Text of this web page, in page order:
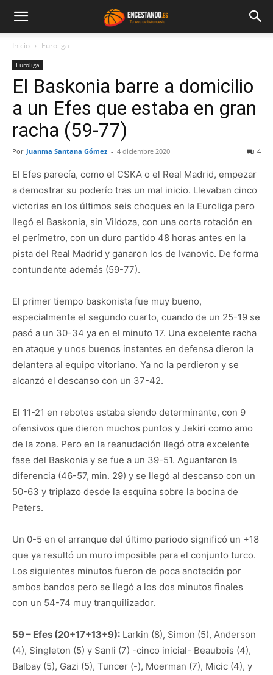
Inicio Euroliga
Euroliga
El Baskonia barre a domicilio
a un Efes que estaba en gran
racha (59-77)
Por Juanma Santana Gómez - 4 diciembre 2020 4
El Efes parecía, como el CSKA o el Real Madrid, empezar
a demostrar su poderío tras un mal inicio. Llevaban cinco
victorias en los últimos seis choques en la Euroliga pero
llegó el Baskonia, sin Vildoza, con una corta rotación en
el perímetro, con un duro partido 48 horas antes en la
pista del Real Madrid y ganaron los de Ivanovic. De forma
contundente además (59-77).
El primer tiempo baskonista fue muy bueno,
especialmente el segundo cuarto, cuando de un 25-19 se
pasó a un 30-34 ya en el minuto 17. Una excelente racha
en ataque y unos buenos instantes en defensa dieron la
delantera al equipo vitoriano. Ya no la perdieron y se
alcanzó el descanso con un 37-42.
El 11-21 en rebotes estaba siendo determinante, con 9
ofensivos que dieron muchos puntos y Jekiri como amo
de la zona. Pero en la reanudación llegó otra excelente
fase del Baskonia y se fue a un 39-51. Aguantaron la
diferencia (46-57, min. 29) y se llegó al descanso con un
50-63 y triplazo desde la esquina sobre la bocina de
Peters.
Un 0-5 en el arranque del último periodo significó un +18
que ya resultó un muro imposible para el conjunto turco.
Los siguientes minutos fueron de poca anotación por
ambos bandos pero se llegó a los dos minutos finales
con un 54-74 muy tranquilizador.
59 – Efes (20+17+13+9): Larkin (8), Simon (5), Anderson
(4), Singleton (5) y Sanli (7) -cinco inicial- Beaubois (4),
Balbay (5), Gazi (5), Tuncer (-), Moerman (7), Micic (4), y